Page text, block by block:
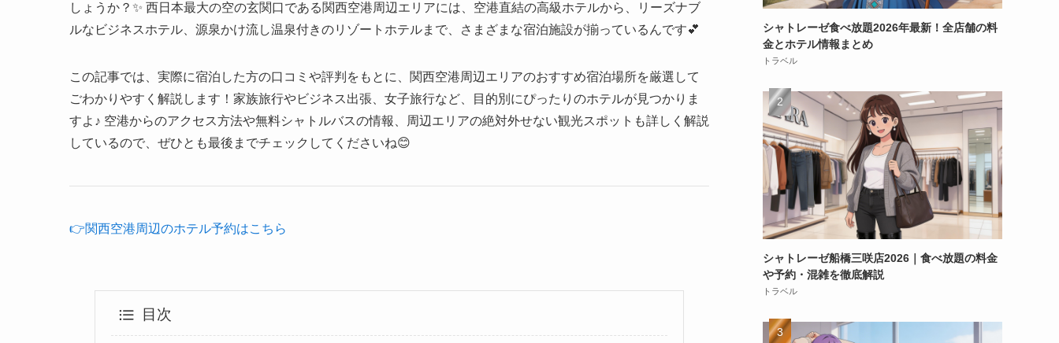
しょうか？✨ 西日本最大の空の玄関口である関西空港周辺エリアには、空港直結の高級ホテルから、リーズナブ
ルなビジネスホテル、源泉かけ流し温泉付きのリゾートホテルまで、さまざまな宿泊施設が揃っているんです💕
この記事では、実際に宿泊した方の口コミや評判をもとに、関西空港周辺エリアのおすすめ宿泊場所を厳選して
ごわかりやすく解説します！家族旅行やビジネス出張、女子旅行など、目的別にぴったりのホテルが見つかりま
すよ♪ 空港からのアクセス方法や無料シャトルバスの情報、周辺エリアの絶対外せない観光スポットも詳しく解説
しているので、ぜひとも最後までチェックしてくださいね😊
👉関西空港周辺のホテル予約はこちら
目次
シャトレーゼ食べ放題2026年最新！全店舗の料
金とホテル情報まとめ
トラベル
シャトレーゼ船橋三咲店2026｜食べ放題の料金
や予約・混雑を徹底解説
トラベル